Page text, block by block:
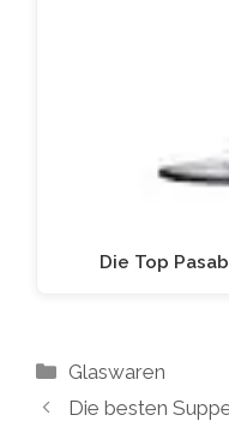
Die Top
Kategorien
Glaswaren
Die besten